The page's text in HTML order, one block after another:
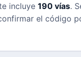
incluye 190 vías.
el código